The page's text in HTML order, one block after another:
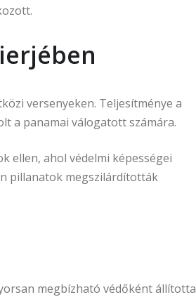
versenyeken. Teljesítménye a
a panamai válogatott számára.
ellen, ahol védelmi képességei
pillanatok megszilárdították
megbízható védőként állította